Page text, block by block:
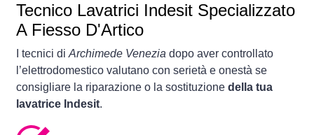
Tecnico Lavatrici Indesit Specializzato
A Fiesso D'Artico
I tecnici di Archimede Venezia dopo aver controllato
l’elettrodomestico valutano con serietà e onestà se
consigliare la riparazione o la sostituzione della tua
lavatrice Indesit.